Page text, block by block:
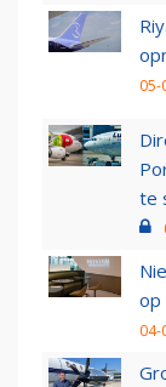
05-
te
op
04-